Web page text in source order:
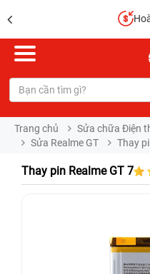
Trang chủ Sửa chữa Điện
Sửa Realme GT
Thay
Thay pin Realme GT 7